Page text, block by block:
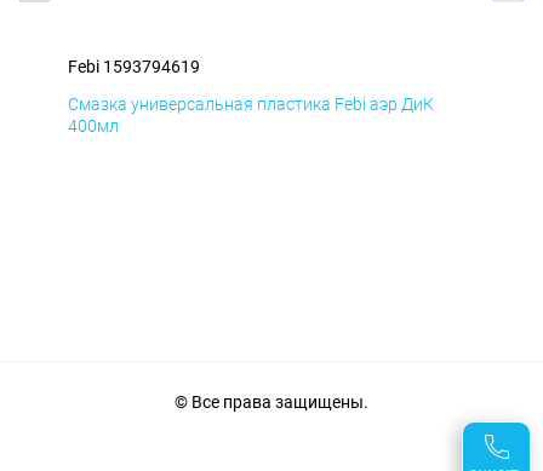
Febi 1593794619
Смазка универсальная пластика Febi аэр ДиК
400мл
© Все права защищены.